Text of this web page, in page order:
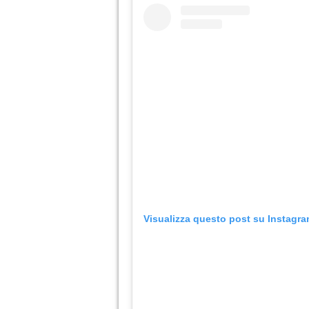
Visualizza questo post su